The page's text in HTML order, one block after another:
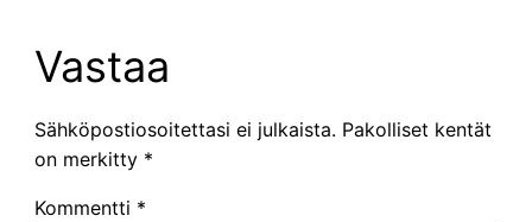
Vastaa
Sähköpostiosoitettasi ei julkaista. Pakolliset kentät
on merkitty *
Kommentti *